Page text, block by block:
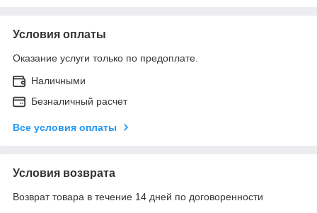
Условия оплаты
Оказание услуги только по предоплате.
Наличными
Безналичный расчет
Все условия оплаты
Условия возврата
Возврат товара в течение 14 дней по договоренности